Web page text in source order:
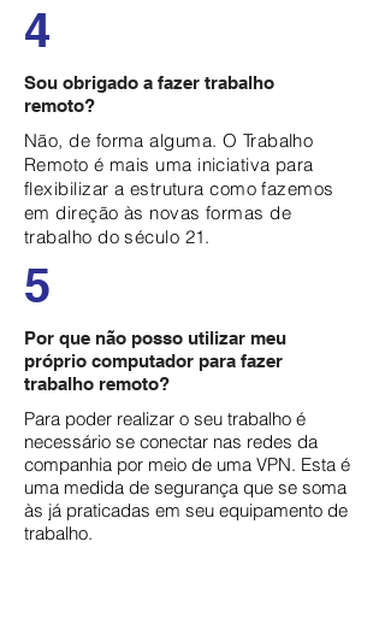
4
Sou obrigado a fazer trabalho
remoto?
Não, de forma alguma. O Trabalho
Remoto é mais uma iniciativa para
flexibilizar a estrutura como fazemos
em direção às novas formas de
trabalho do século 21.
Por que não posso utilizar meu
próprio computador para fazer
trabalho remoto?
Para poder realizar o seu trabalho é
necessário se conectar nas redes da
companhia por meio de uma VPN. Esta é
uma medida de segurança que se soma
às já praticadas em seu equipamento de
trabalho.
5